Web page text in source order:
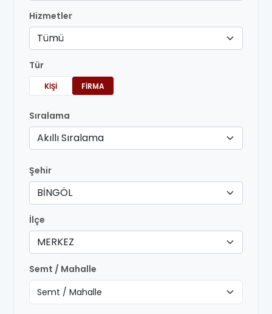
Hizmetler
Tümü
Tür
KIŞI FIRMA
Sıralama
Akıllı Sıralama
Şehir
BİNGÖL
İlçe
MERKEZ
Semt / Mahalle